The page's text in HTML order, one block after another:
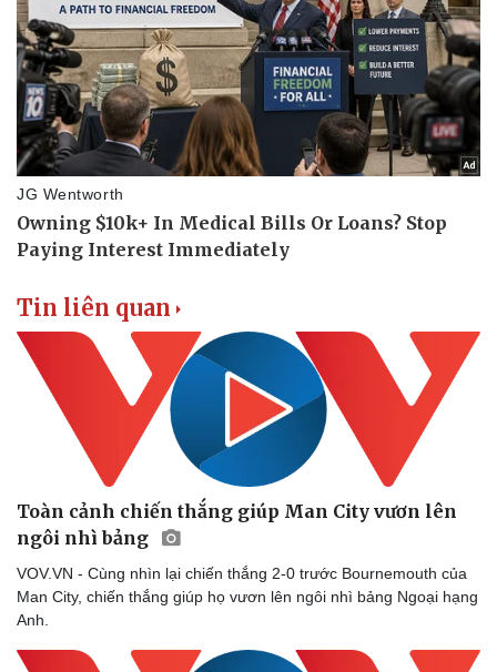
Tin liên quan
Toàn cảnh chiến thắng giúp Man City vươn lên
ngôi nhì bảng
VOV.VN - Cùng nhìn lại chiến thắng 2-0 trước Bournemouth của
Man City, chiến thắng giúp họ vươn lên ngôi nhì bảng Ngoại hạng
Anh.